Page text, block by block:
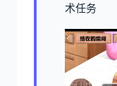
术任务